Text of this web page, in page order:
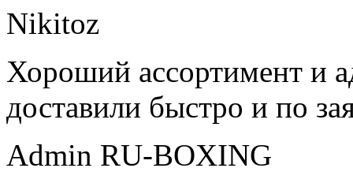
Nikitoz
Хороший ассортимент и
доставили быстро и по
Admin RU-BOXING